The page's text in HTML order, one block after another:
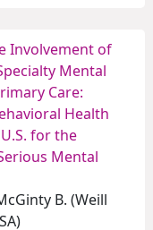
Involvement of
Mental
Care:
Health
for the
Mental
B. (Weill